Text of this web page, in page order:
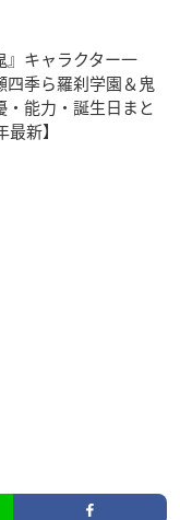
』キャラクター一
季ら羅刹学園＆鬼
・能力・誕生日まと
新】